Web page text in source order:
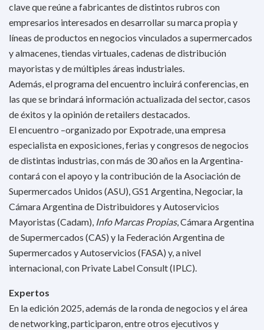
clave que reúne a fabricantes de distintos rubros con
empresarios interesados en desarrollar su marca propia y
líneas de productos en negocios vinculados a supermercados
y almacenes, tiendas virtuales, cadenas de distribución
mayoristas y de múltiples áreas industriales.
Además, el programa del encuentro incluirá conferencias, en
las que se brindará información actualizada del sector, casos
de éxitos y la opinión de retailers destacados.
El encuentro –organizado por Expotrade, una empresa
especialista en exposiciones, ferias y congresos de negocios
de distintas industrias, con más de 30 años en la Argentina-
contará con el apoyo y la contribución de la Asociación de
Supermercados Unidos (ASU), GS1 Argentina, Negociar, la
Cámara Argentina de Distribuidores y Autoservicios
Mayoristas (Cadam), Info Marcas Propias, Cámara Argentina
de Supermercados (CAS) y la Federación Argentina de
Supermercados y Autoservicios (FASA) y, a nivel
internacional, con Private Label Consult (IPLC).
Expertos
En la edición 2025, además de la ronda de negocios y el área
de networking, participaron, entre otros ejecutivos y